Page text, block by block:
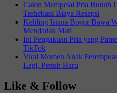
Calon Mempelai Pria Bunuh
Terbebani Biaya Resepsi
Keliling Istana Bogor Bawa
Mendadak Mati
Ini Pengakuan Pria yang
TikTok
Viral Momen Anak
Lagi, Penuh Haru
Like & Follow